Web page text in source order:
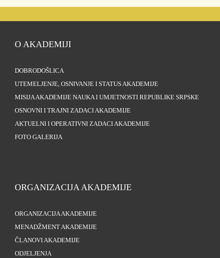
O AKADEMIJI
DOBRODOŠLICA
UTEMELJENJE, OSNIVANJE I STATUS AKADEMIJE
MISIJA AKADEMIJE NAUKA I UMJETNOSTI REPUBLIKE SRPSKE
OSNOVNI I TRAJNI ZADACI AKADEMIJE
AKTUELNI I OPERATIVNI ZADACI AKADEMIJE
FOTO GALERIJA
ORGANIZACIJA AKADEMIJE
ORGANIZACIJA AKADEMIJE
MENADŽMENT AKADEMIJE
ČLANOVI AKADEMIJE
ODJELJENJA